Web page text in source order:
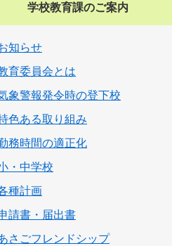
学校教育課のご案内
知らせ
育委員会とは
象警報発令時の登下校
色ある取り組み
務時間の適正化
・中学校
種計画
請書・届出書
さごフレンドシップ